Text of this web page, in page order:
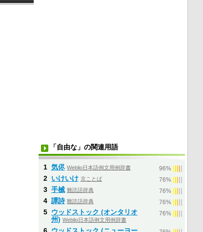
「自由な」の関連用語
1 気侭 Weblio日本語例文用例辞書 96%
2 いけいけ 京ことば 76%
3 手械 難読語辞典 76%
4 譚詩 難読語辞典 76%
5 ウッドストック (オンタリオ
州) Weblio日本語例文用例辞書
76%